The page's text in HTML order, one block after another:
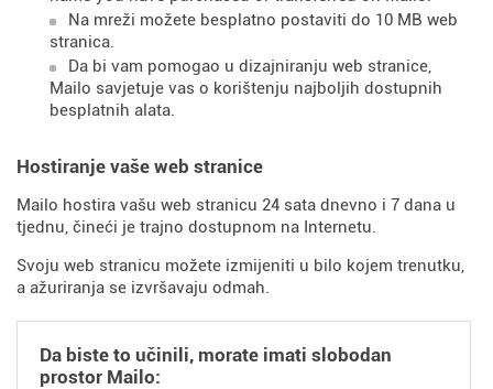
Na mreži možete besplatno postaviti do 10 MB web
stranica.
Da bi vam pomogao u dizajniranju web stranice,
Mailo savjetuje vas o korištenju najboljih dostupnih
besplatnih alata.
Hostiranje vaše web stranice
Mailo hostira vašu web stranicu 24 sata dnevno i 7 dana u
tjednu, čineći je trajno dostupnom na Internetu.
Svoju web stranicu možete izmijeniti u bilo kojem trenutku,
a ažuriranja se izvršavaju odmah.
Da biste to učinili, morate imati slobodan
prostor Mailo: